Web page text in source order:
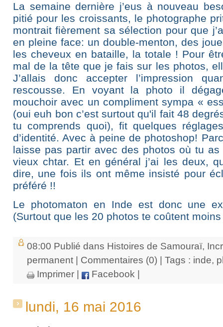
La semaine dernière j’eus à nouveau
pitié pour les croissants, le photographe
montrait fièrement sa sélection pour que
en pleine face: un double-menton, des
les cheveux en bataille, la totale ! Pour
mal de la tête que je fais sur les photos,
J’allais donc accepter l’impression
rescousse. En voyant la photo il
mouchoir avec un compliment sympa «
(oui euh bon c’est surtout qu'il fait 48
tu comprends quoi), fit quelques
d’identité. Avec à peine de photoshop!
laisse pas partir avec des photos où tu
vieux chtar. Et en général j’ai les deux,
dire, une fois ils ont même insisté pour
préféré !!
Le photomaton en Inde est donc une
(Surtout que les 20 photos te coûtent
08:00 Publié dans Histoires de Samouraï,
permanent
Commentaires (0) | Tags : inde,
Imprimer
Facebook
lundi, 16 mai 2016